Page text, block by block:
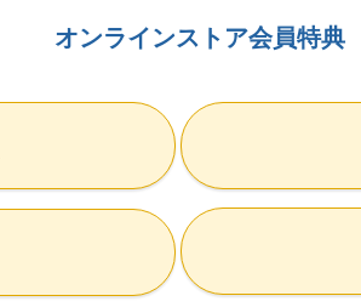
オンラインストア会員特典